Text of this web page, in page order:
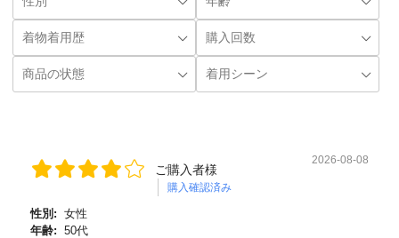
ご購入者様
購入確認済み
2026-08-08
性別: 女性
年齢: 50代